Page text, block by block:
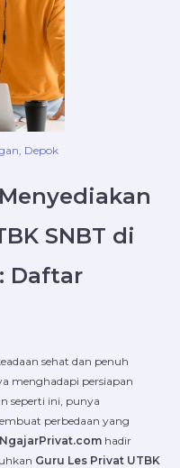
Depok
SNBT di
Daftar
sehat dan penuh
menghadapi persiapan
seperti ini, punya
perbedaan yang
hadir
Guru Les Privat UTBK